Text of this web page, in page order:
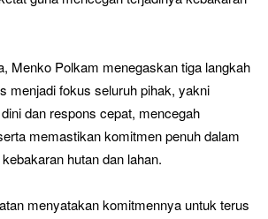
Menko Polkam menegaskan tiga langkah
menjadi fokus seluruh pihak, yakni
dan respons cepat, mencegah
memastikan komitmen penuh dalam
hutan dan lahan.
menyatakan komitmennya untuk terus